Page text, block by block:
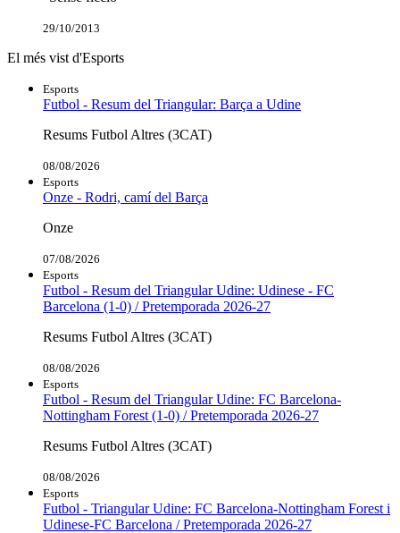
29/10/2013
El més vist d'Esports
Esports
Futbol - Resum del Triangular: Barça a Udine
Resums Futbol Altres (3CAT)
08/08/2026
Esports
Onze - Rodri, camí del Barça
Onze
07/08/2026
Esports
Futbol - Resum del Triangular Udine: Udinese - FC
Barcelona (1-0) / Pretemporada 2026-27
Resums Futbol Altres (3CAT)
08/08/2026
Esports
Futbol - Resum del Triangular Udine: FC Barcelona-
Nottingham Forest (1-0) / Pretemporada 2026-27
Resums Futbol Altres (3CAT)
08/08/2026
Esports
Futbol - Triangular Udine: FC Barcelona-Nottingham Forest i
Udinese-FC Barcelona / Pretemporada 2026-27